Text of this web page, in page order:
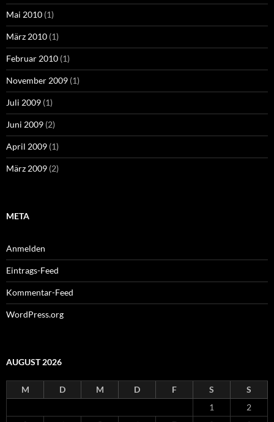
Mai 2010 (1)
März 2010 (1)
Februar 2010 (1)
November 2009 (1)
Juli 2009 (1)
Juni 2009 (2)
April 2009 (1)
März 2009 (2)
META
Anmelden
Eintrags-Feed
Kommentar-Feed
WordPress.org
AUGUST 2026
M D M D F S
S
1
2